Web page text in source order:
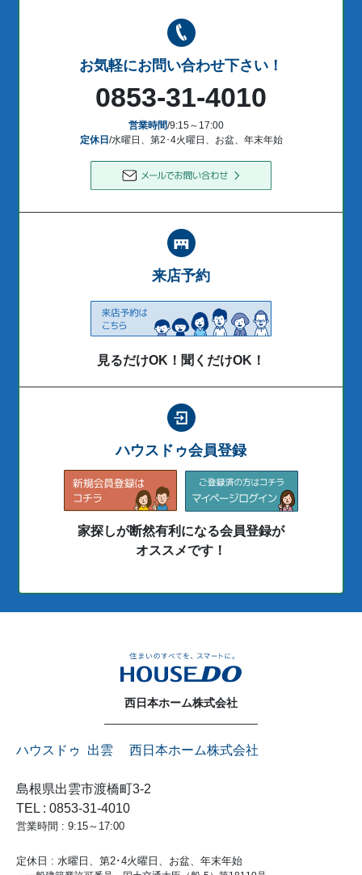
お気軽にお問い合わせ下さい！
0853-31-4010
営業時間/9:15～17:00
定休日/水曜日、第2･4火曜日、お盆、年末年始
来店予約
見るだけOK！聞くだけOK！
ハウスドゥ会員登録
家探しが断然有利になる会員登録が
オススメです！
西日本ホーム株式会社
ハウスドゥ 出雲 西日本ホーム株式会社
島根県出雲市渡橋町3-2
TEL : 0853-31-4010
営業時間 : 9:15～17:00
定休日 : 水曜日、第2･4火曜日、お盆、年末年始